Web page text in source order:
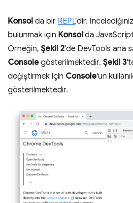
Konsol da bir REPL'dir.
bulunmak için Konsol'da
Örneğin, Şekil 2'de DevTools ana
Console gösterilmektedir. Şekil 3
değiştirmek için Console'un
gösterilmektedir.